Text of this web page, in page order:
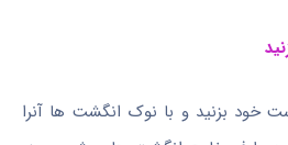
خود بزنید و با نوک انگشت ها آنرا